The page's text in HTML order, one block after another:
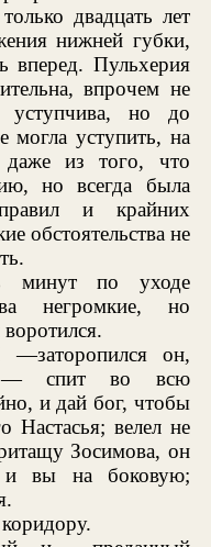
двадцать лет
нижней губки,
вперед. Пульхерия
впрочем не
уступчива, но до
могла уступить, на
даже из того, что
но всегда была
и крайних
обстоятельства не
минут по уходе
негромкие, но
он,
— спит во всю
и дай бог, чтобы
Настасья; велел не
Зосимова, он
и вы на боковую;